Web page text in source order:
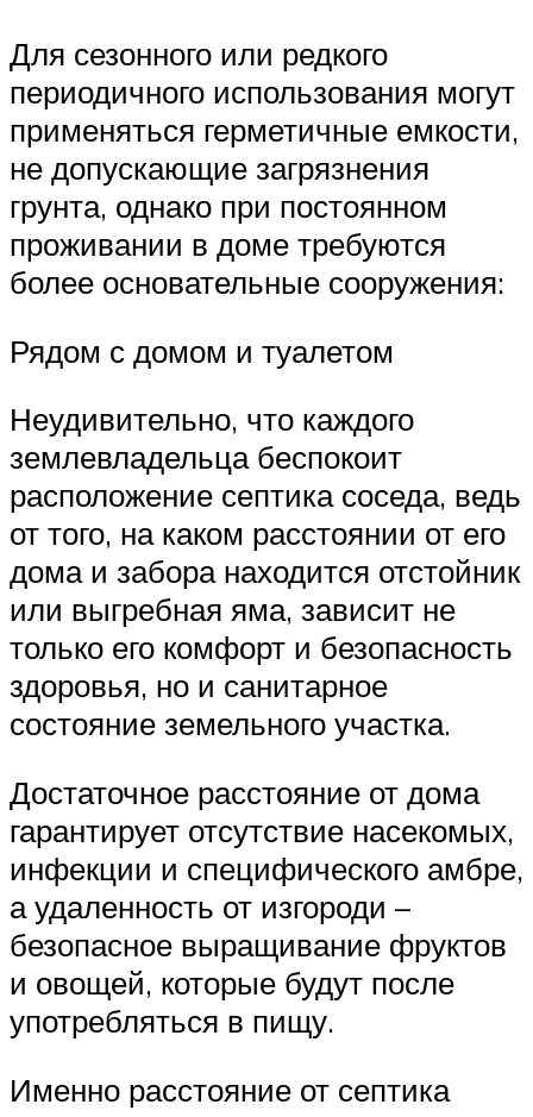
Для сезонного или редкого
периодичного использования могут
применяться герметичные емкости,
не допускающие загрязнения
грунта, однако при постоянном
проживании в доме требуются
более основательные сооружения:
Рядом с домом и туалетом
Неудивительно, что каждого
землевладельца беспокоит
расположение септика соседа, ведь
от того, на каком расстоянии от его
дома и забора находится отстойник
или выгребная яма, зависит не
только его комфорт и безопасность
здоровья, но и санитарное
состояние земельного участка.
Достаточное расстояние от дома
гарантирует отсутствие насекомых,
инфекции и специфического амбре,
а удаленность от изгороди –
безопасное выращивание фруктов
и овощей, которые будут после
употребляться в пищу.
Именно расстояние от септика